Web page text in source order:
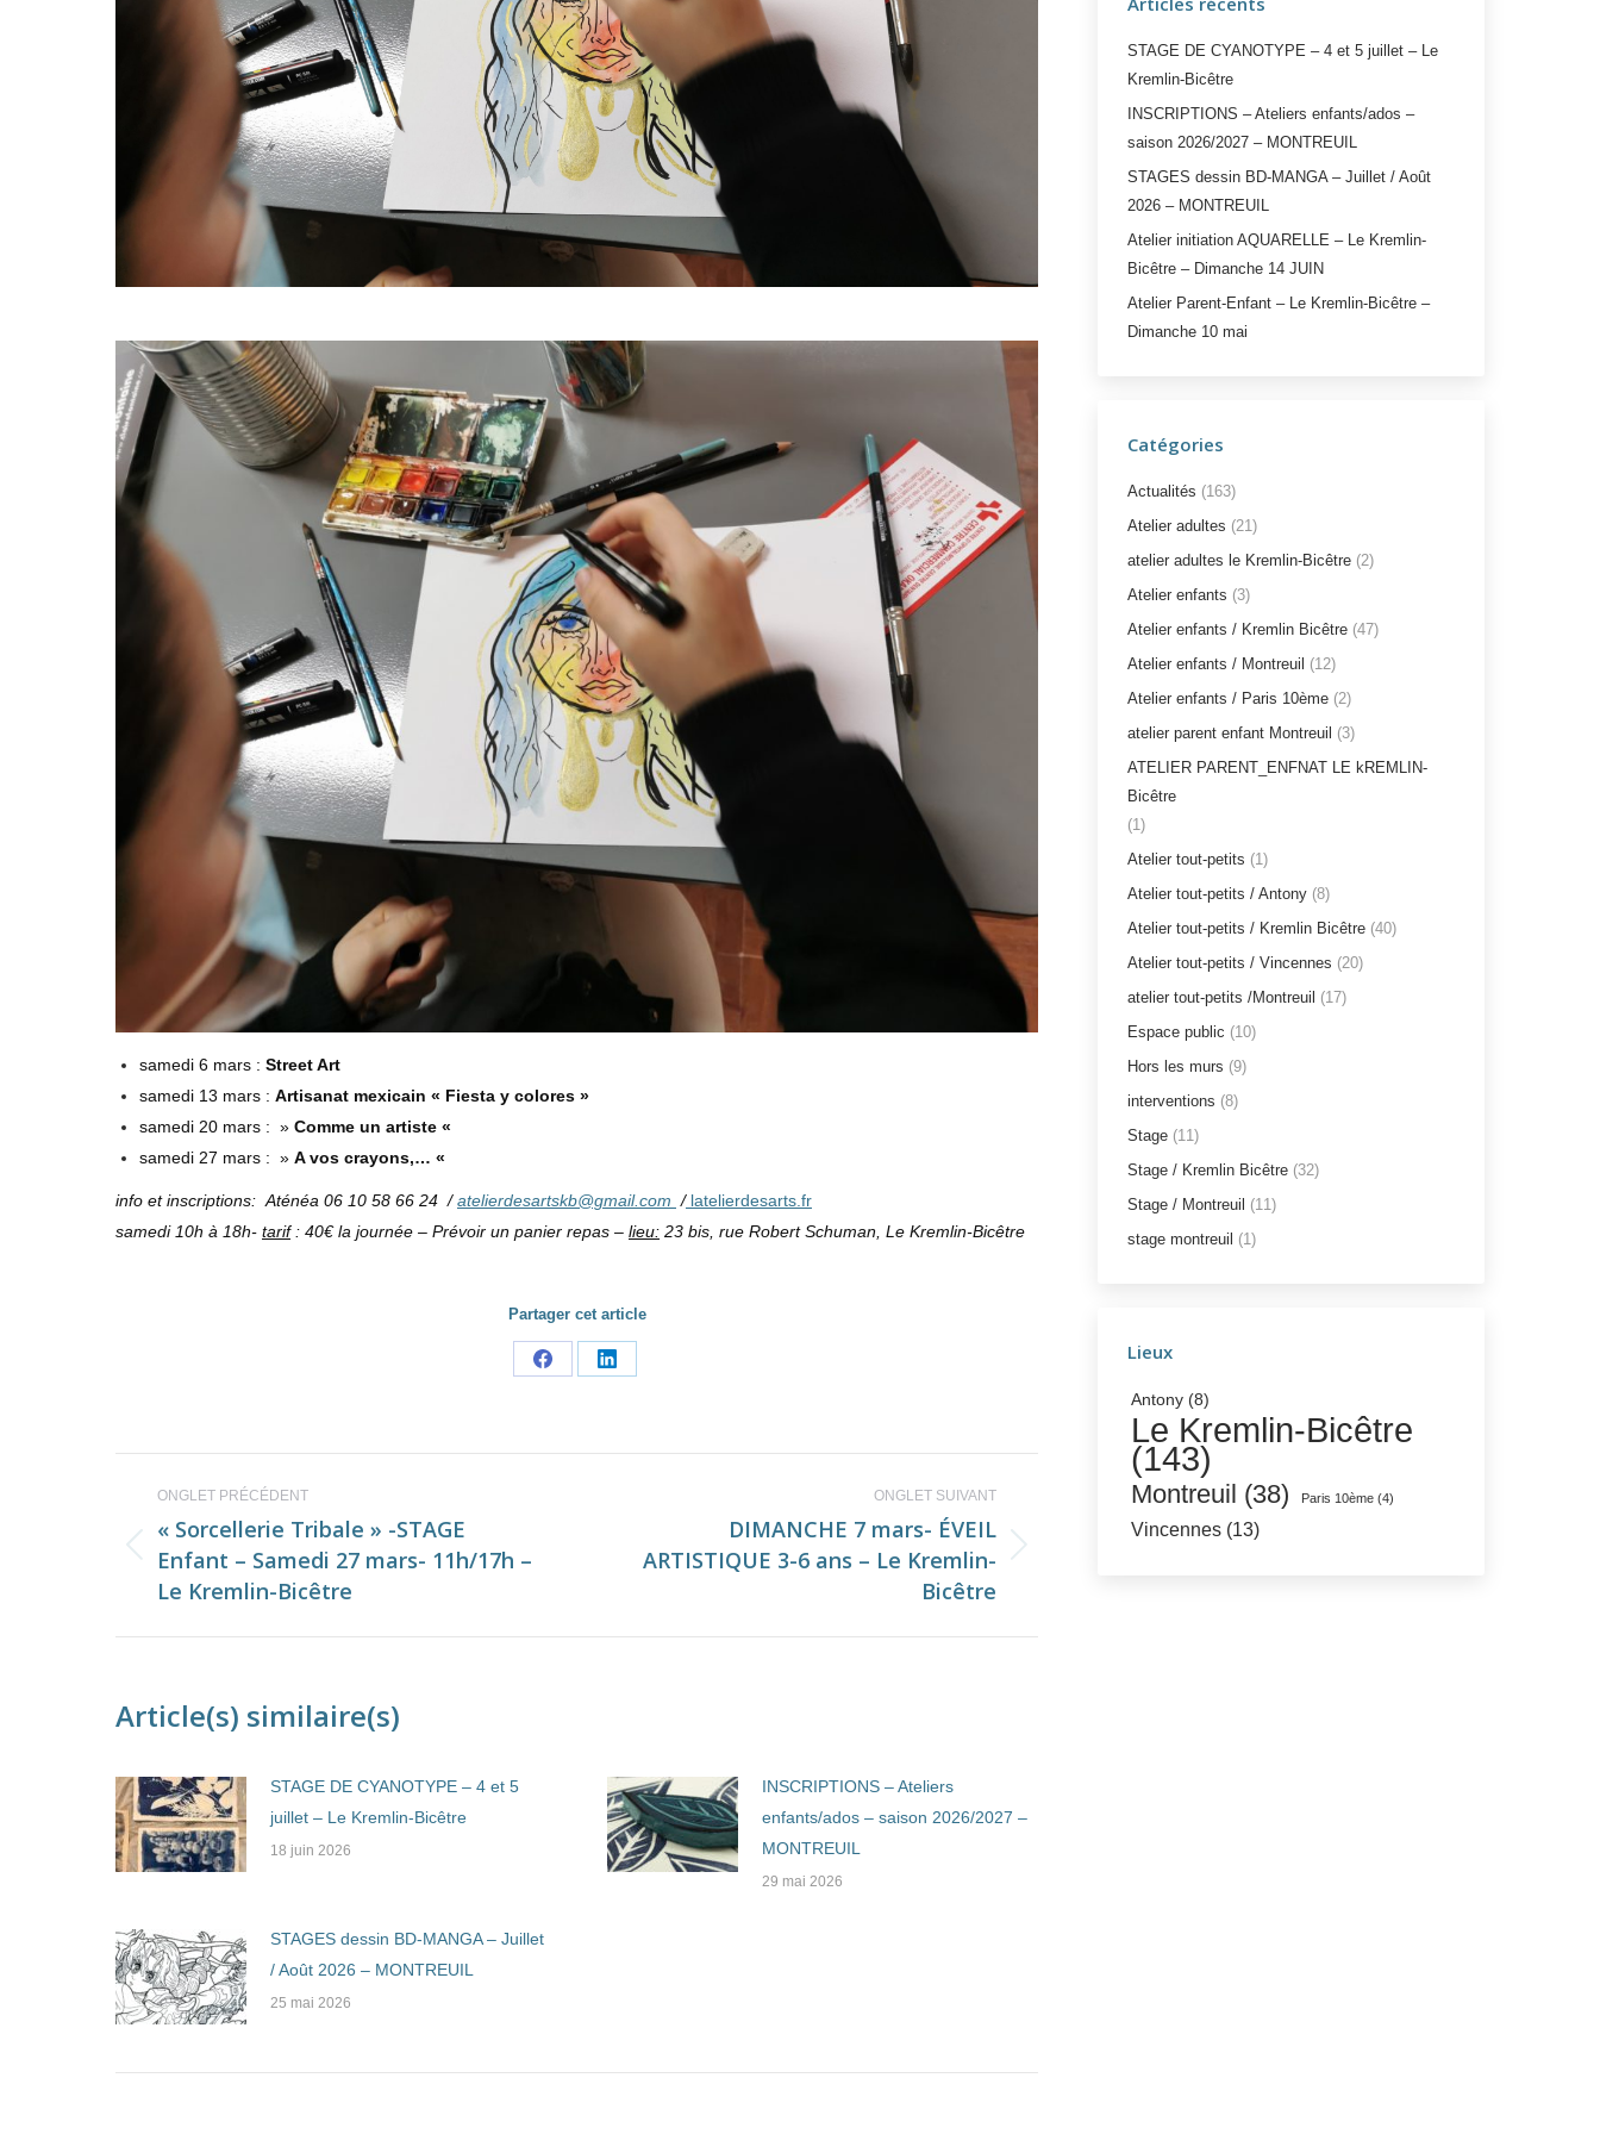
samedi 6 mars : Street Art
samedi 13 mars : Artisanat mexicain « Fiesta y colores »
samedi 20 mars : » Comme un artiste «
samedi 27 mars : » A vos crayons,… «
info et inscriptions: Aténéa 06 10 58 66 24 /atelierdesartskb@gmail.com /latelierdesarts.fr
samedi 10h à 18h- tarif: 40€ la journée – Prévoir un panier repas – lieu: 23 bis, rue Robert Schuman, Le Kremlin-Bicêtre
Partager cet article
Share
Share
Navigation
de
commentaire
ONGLET PRÉCÉDENT
Onglet
précédent
« Sorcellerie Tribale » -STAGE
Enfant – Samedi 27 mars- 11h/17h –
Le Kremlin-Bicêtre
ONGLET SUIVANT
Onglet
DIMANCHE 7 mars- ÉVEIL
ARTISTIQUE 3-6 ans – Le Kremlin-
Bicêtre
Article(s) similaire(s)
STAGE DE CYANOTYPE – 4 et 5
juillet – Le Kremlin-Bicêtre
18 juin 2026
INSCRIPTIONS – Ateliers
enfants/ados – saison 2026/2027 –
MONTREUIL
29 mai 2026
STAGES dessin BD-MANGA – Juillet
/ Août 2026 – MONTREUIL
25 mai 2026
STAGE DE CYANOTYPE – 4 et 5 juillet – Le
Kremlin-Bicêtre
INSCRIPTIONS – Ateliers enfants/ados –
saison 2026/2027 – MONTREUIL
STAGES dessin BD-MANGA – Juillet / Août
2026 – MONTREUIL
Atelier initiation AQUARELLE – Le Kremlin-
Bicêtre – Dimanche 14 JUIN
Atelier Parent-Enfant – Le Kremlin-Bicêtre –
Dimanche 10 mai
Catégories
Actualités (163)
Atelier adultes (21)
atelier adultes le Kremlin-Bicêtre (2)
Atelier enfants (3)
Atelier enfants / Kremlin Bicêtre (47)
Atelier enfants / Montreuil (12)
Atelier enfants / Paris 10ème (2)
atelier parent enfant Montreuil (3)
ATELIER PARENT_ENFNAT LE kREMLIN-
Bicêtre
(1)
Atelier tout-petits (1)
Atelier tout-petits / Antony (8)
Atelier tout-petits / Kremlin Bicêtre (40)
Atelier tout-petits / Vincennes (20)
atelier tout-petits /Montreuil (17)
Espace public (10)
Hors les murs (9)
interventions (8)
Stage (11)
Stage / Kremlin Bicêtre (32)
Stage / Montreuil (11)
stage montreuil (1)
Lieux
Antony (8)
Le Kremlin-Bicêtre
(143)
Montreuil (38) Paris 10ème (4)
Vincennes (13)